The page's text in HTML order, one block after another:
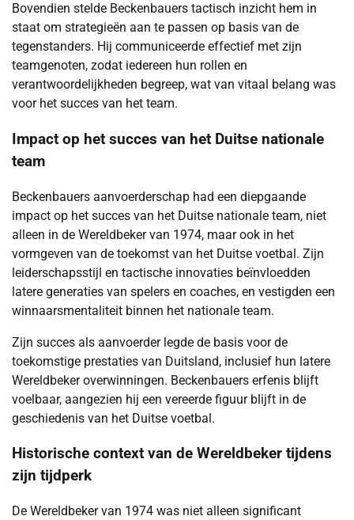
Bovendien stelde Beckenbauers tactisch inzicht hem in
staat om strategieën aan te passen op basis van de
tegenstanders. Hij communiceerde effectief met zijn
teamgenoten, zodat iedereen hun rollen en
verantwoordelijkheden begreep, wat van vitaal belang was
voor het succes van het team.
Impact op het succes van het Duitse nationale
team
Beckenbauers aanvoerderschap had een diepgaande
impact op het succes van het Duitse nationale team, niet
alleen in de Wereldbeker van 1974, maar ook in het
vormgeven van de toekomst van het Duitse voetbal. Zijn
leiderschapsstijl en tactische innovaties beïnvloedden
latere generaties van spelers en coaches, en vestigden een
winnaarsmentaliteit binnen het nationale team.
Zijn succes als aanvoerder legde de basis voor de
toekomstige prestaties van Duitsland, inclusief hun latere
Wereldbeker overwinningen. Beckenbauers erfenis blijft
voelbaar, aangezien hij een vereerde figuur blijft in de
geschiedenis van het Duitse voetbal.
Historische context van de Wereldbeker tijdens
zijn tijdperk
De Wereldbeker van 1974 was niet alleen significant